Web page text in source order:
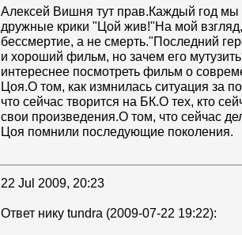
Алексей Вишня тут прав.Каждый год
дружные крики "Цой жив!"На мой
бессмертие, а не смерть."Последний
и хороший фильм, но зачем его
интереснее посмотреть фильм о
Цоя.О том, как измнилась ситуация за
что сейчас творится на БК.О тех, кто
свои произведения.О том, что сейчас
Цоя помнили последующие поколения.
22 Jul 2009, 20:23
Ответ нику tundra (2009-07-22 19:22):